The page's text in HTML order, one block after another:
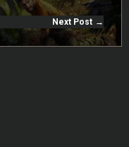
Next Post